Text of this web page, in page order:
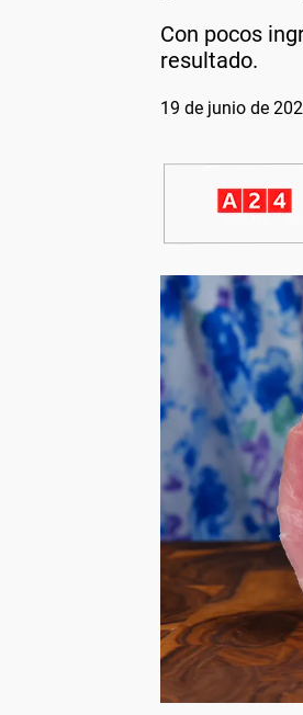
Con pocos
resultado.
19 de junio de